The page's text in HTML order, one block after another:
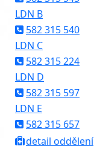
LDN B
582 315 540
LDN C
582 315 224
LDN D
582 315 597
LDN E
582 315 657
detail oddělení